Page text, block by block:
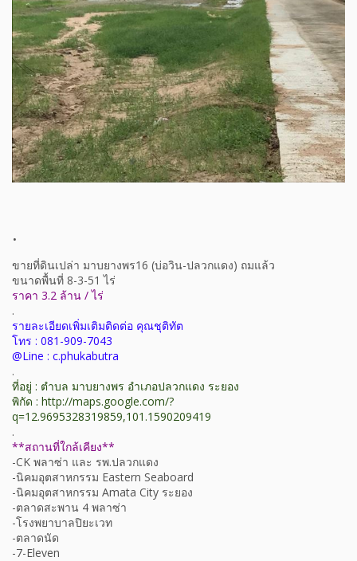
.
ขายที่ดินเปล่า มาบยางพร16 (บ่อวิน-ปลวกแดง) ถมแล้ว
ขนาดพื้นที่ 8-3-51 ไร่
ราคา 3.2 ล้าน / ไร่
.
รายละเอียดเพิ่มเติมติดต่อ คุณชุติทัต
โทร : 081-909-7043
@Line : c.phukabutra
.
ที่อยู่ : ตำบล มาบยางพร อำเภอปลวกแดง ระยอง
พิกัด : http://maps.google.com/?
q=12.9695328319859,101.1590209419
.
**สถานที่ใกล้เคียง**
-CK พลาซ่า และ รพ.ปลวกแดง
-นิคมอุตสาหกรรม Eastern Seaboard
-นิคมอุตสาหกรรม Amata City ระยอง
-ตลาดสะพาน 4 พลาซ่า
-โรงพยาบาลปิยะเวท
-ตลาดนัด
-7-Eleven